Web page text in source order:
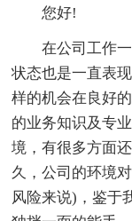
您好!
在公司工作
状态也是一直表
样的机会在良好
的业务知识及专
境，有很多方面
久，公司的环境
风险来说)，鉴于